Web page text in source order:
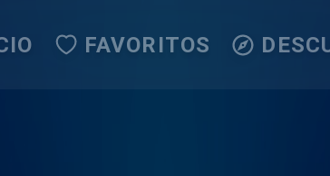
FAVORITOS